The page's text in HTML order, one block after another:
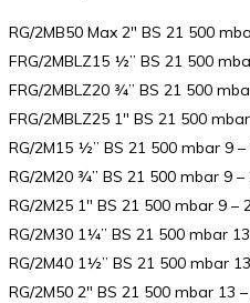
RG/2MB50 Max 2″ BS 21 500
FRG/2MBLZ15 ½” BS 21 500
FRG/2MBLZ20 ¾” BS 21 500
FRG/2MBLZ25 1″ BS 21 500
RG/2M15 ½” BS 21 500 mbar 9
RG/2M20 ¾” BS 21 500 mbar 9
RG/2M25 1″ BS 21 500 mbar 9 –
RG/2M30 1¼” BS 21 500 mbar
RG/2M40 1½” BS 21 500 mbar
RG/2M50 2″ BS 21 500 mbar 13